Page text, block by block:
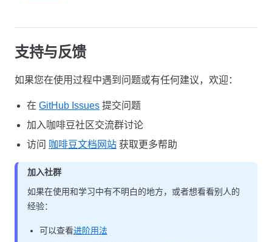
支持与反馈
如果您在使用过程中遇到问题或有任何建议，欢迎：
在 GitHub Issues 提交问题
加入咖啡豆社区交流群讨论
访问 咖啡豆文档网站 获取更多帮助
加入社群
如果在使用和学习中有不明白的地方，或者想看看别人的
经验：
可以查看进阶用法